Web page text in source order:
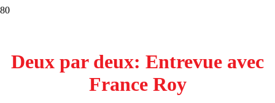
Deux par deux: Entrevue avec
France Roy